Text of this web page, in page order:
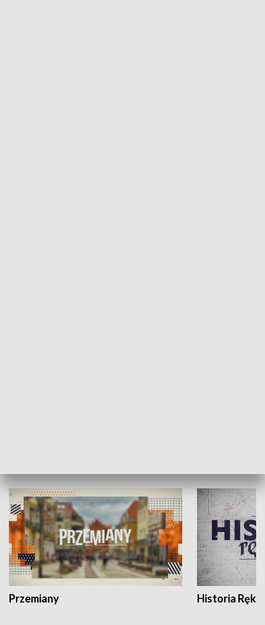
Przemiany Historia Ręką